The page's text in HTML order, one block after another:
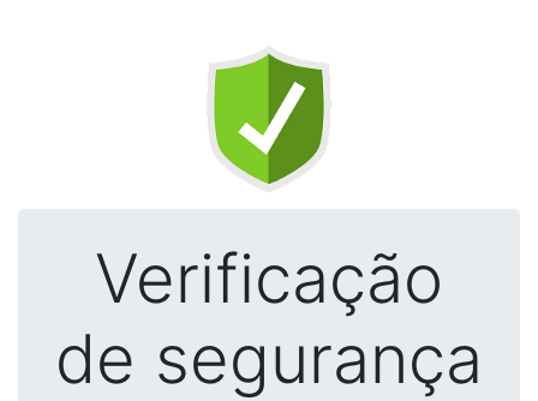
Verificação
de segurança